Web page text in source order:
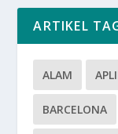
ARTIKEL
ALAM
BARCELONA